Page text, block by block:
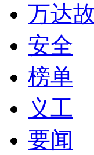
万达
安全
榜单
义工
要闻